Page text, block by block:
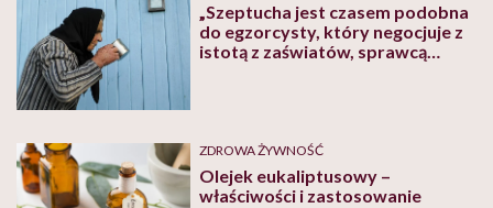
„Szeptucha jest czasem podobna
do egzorcysty, który negocjuje z
istotą z zaświatów, sprawcą
ZDROWA ŻYWNOŚĆ
Olejek eukaliptusowy –
właściwości i zastosowanie